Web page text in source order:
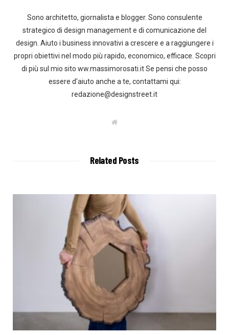
Sono architetto, giornalista e blogger. Sono consulente
strategico di design management e di comunicazione del
design. Aiuto i business innovativi a crescere e a raggiungere i
propri obiettivi nel modo più rapido, economico, efficace. Scopri
di più sul mio sito ww.massimorosati.it Se pensi che posso
essere d'aiuto anche a te, contattami qui:
redazione@designstreet.it
W
Related Posts